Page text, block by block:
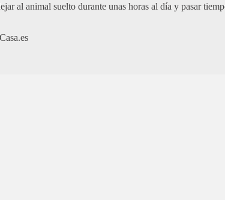
al animal suelto durante unas horas al día y pasar